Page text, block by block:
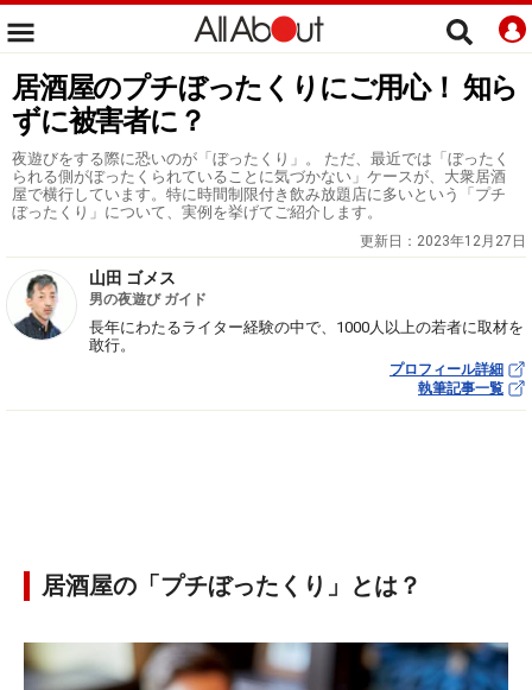
居酒屋のプチぼったくりにご用心！ 知ら
ずに被害者に？
夜遊びをする際に恐いのが「ぼったくり」。 ただ、最近では「ぼったく
られる側がぼったくられていることに気づかない」ケースが、大衆居酒
屋で横行しています。特に時間制限付き飲み放題店に多いという「プチ
ぼったくり」について、実例を挙げてご紹介します。
更新日： 2023年12月27日
山田 ゴメス
男の夜遊び ガイド
長年にわたるライター経験の中で、1000人以上の若者に取材を
敢行。
プロフィール詳細
執筆記事一覧
居酒屋の「プチぼったくり」とは？